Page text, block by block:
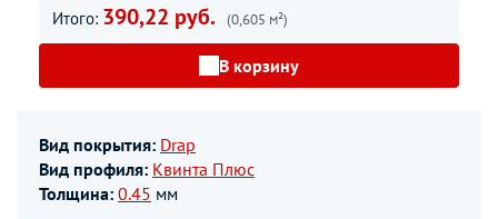
Итого: 390,22 руб. (0,605 м²)
В корзину
Вид покрытия: Drap
Вид профиля: Квинта Плюс
Толщина: 0.45 мм